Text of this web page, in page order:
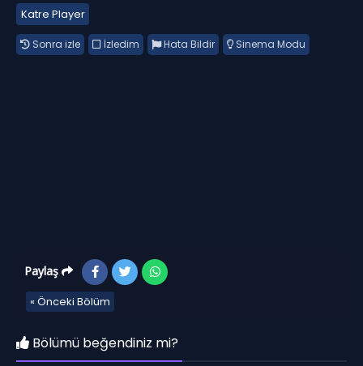
Katre Player
Sonra izle İzledim Hata Bildir Sinema Modu
Paylaş
« Önceki Bölüm
Bölümü beğendiniz mi?